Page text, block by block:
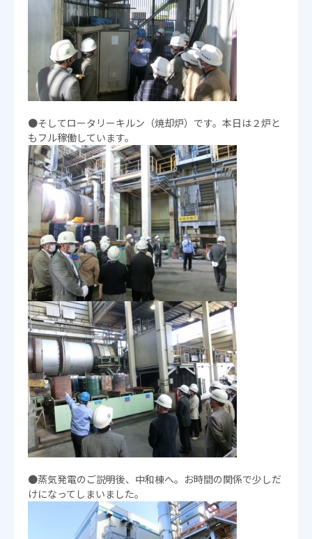
●そしてロータリーキルン（焼却炉）です。本日は２炉と
もフル稼働しています。
●蒸気発電のご説明後、中和棟へ。お時間の関係で少しだ
けになってしまいました。